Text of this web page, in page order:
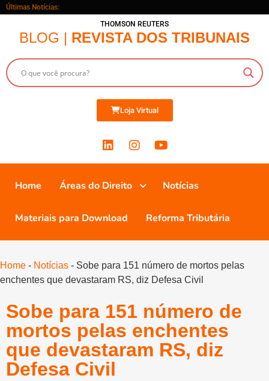
Últimas Notícias:
THOMSON REUTERS
BLOG | REVISTA DOS TRIBUNAIS
Loja Virtual
Home Áreas do Direito Notícias
Materiais para Download Reforma Tributária
Home - Notícias - Sobe para 151 número de mortos pelas
enchentes que devastaram RS, diz Defesa Civil
Sobe para 151 número de
mortos pelas enchentes
que devastaram RS, diz
Defesa Civil